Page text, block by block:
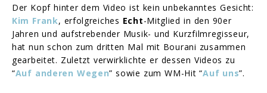
Der Kopf hinter dem Video ist kein unbekanntes Gesicht:
Kim Frank, erfolgreiches Echt-Mitglied in den 90er
Jahren und aufstrebender Musik- und Kurzfilmregisseur,
hat nun schon zum dritten Mal mit Bourani zusammen
gearbeitet. Zuletzt verwirklichte er dessen Videos zu
“Auf anderen Wegen” sowie zum WM-Hit “Auf uns”.